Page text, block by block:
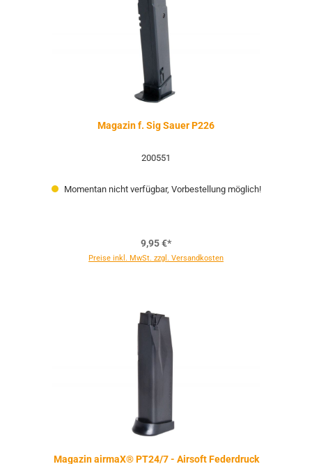
Magazin f. Sig Sauer P226
200551
Momentan nicht verfügbar, Vorbestellung möglich!
9,95 €*
Preise inkl. MwSt. zzgl. Versandkosten
Magazin airmaX® PT24/7 - Airsoft Federdruck